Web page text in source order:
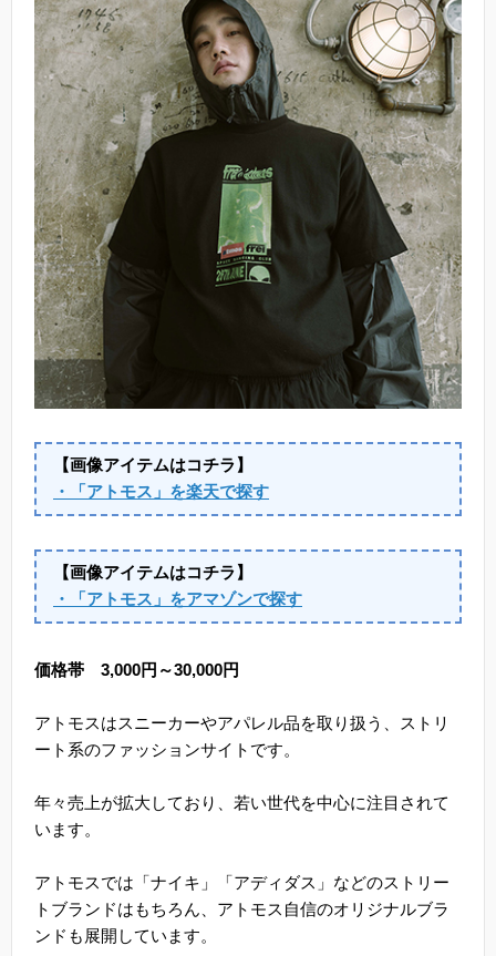
【画像アイテムはコチラ】
・「アトモス」を楽天で探す
【画像アイテムはコチラ】
・「アトモス」をアマゾンで探す
価格帯 3,000円～30,000円
アトモスはスニーカーやアパレル品を取り扱う、ストリ
ート系のファッションサイトです。
年々売上が拡大しており、若い世代を中心に注目されて
います。
アトモスでは「ナイキ」「アディダス」などのストリー
トブランドはもちろん、アトモス自信のオリジナルブラ
ンドも展開しています。